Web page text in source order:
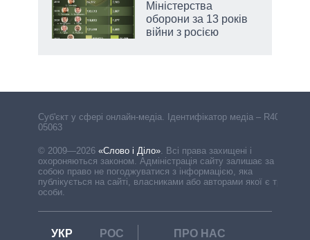
Міністерства
оборони за 13 років
війни з росією
Cуб'єкт у сфері онлайн-медіа. Ідентифікатор медіа – R40-
05063
© 2009—2026 «Слово і Діло». Всі права захищені і
охороняються законом. Адміністрація сайту залишає за
собою право не погоджуватися з інформацією, яка
публікується на сайті, власниками або авторами якої є треті
особи.
УКР РОС
ПРО НАС